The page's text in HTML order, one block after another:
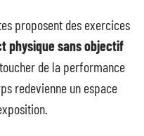
proposent des exercices
physique sans objectif
toucher de la performance
redevienne un espace